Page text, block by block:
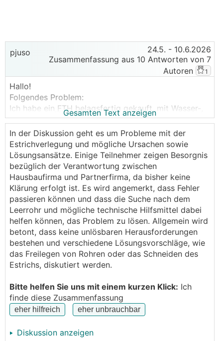
pjuso 24.5. - 10.6.2026
Zusammenfassung aus 10 Antworten von 7
Autoren
1
Hallo!
Folgendes Problem:
Ich habe ein FTH belagsfertig gekauft, mit Wasser-,
Heizungs- und Elektroinstallation ab Bodenplatte.
Die Fundamentplatte wurde von einer Partnerfirma
gebaut.
Nun wollten wir letzte Woche den Wasseranschluss
herstellen. Dabei hat sich herausgestellt, dass das
Leerrohr für die Wasserhauptzuleitung mit dem
Estrich einbetoniert bzw. zubetoniert wurde.
Vermutlich war es zugepickt, übersehen und ab
Fundament nicht verlängert. Laut Plan gibt es im
Technikraum 3 Leerrohre: für die
Wasserhauptzuleitung, Garten und Garage.
Übrig geblieben sind aber nur 2🤯
Jetzt habe ich 3 Fragen:
Wie kann sowas passieren?
genommen, obwohl sie teurer war, damit alles
untereinander abgestimmt ist und genau sowas nicht
passiert.
Was kann man jetzt machen?
Wer ist schuld?
Gesamten Text anzeigen
In der Diskussion geht es um Probleme mit der
Estrichverlegung und mögliche Ursachen sowie
Lösungsansätze. Einige Teilnehmer zeigen Besorgnis
bezüglich der Verantwortung zwischen
Hausbaufirma und Partnerfirma, da bisher keine
Klärung erfolgt ist. Es wird angemerkt, dass Fehler
passieren können und dass die Suche nach dem
Leerrohr und mögliche technische Hilfsmittel dabei
helfen können, das Problem zu lösen. Allgemein wird
betont, dass keine unlösbaren Herausforderungen
bestehen und verschiedene Lösungsvorschläge, wie
das Freilegen von Rohren oder das Schneiden des
Estrichs, diskutiert werden.
Bitte helfen Sie uns mit einem kurzen Klick: Ich
finde diese Zusammenfassung
Diskussion anzeigen